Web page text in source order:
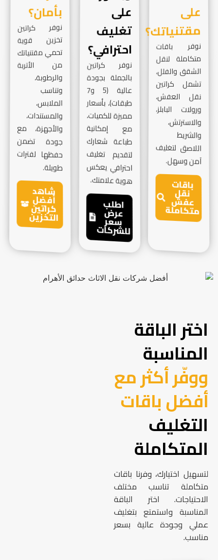
على
مقتنياتك؟
نوفر باقات
متكاملة لنقل
الشقق والفلل،
تشمل كراتين
نقل العفش،
ورولات البابلز،
والاسترتش،
والشريط
اللاصق لتغليف
آمن وسهل.
باقات
نقل
عفش
متكاملة
على
تغليف
احترافي؟
نوفر كراتين
بالجملة بجودة
عالية (5 و7
طبقات)، بأسعار
مميزة للكميات،
مع إمكانية
طباعة شعارك
لتقديم تغليف
احترافي يعكس
هوية علامتك.
اطلب
عرض
سعر
للشركات
بأمان؟
نوفر كراتين
تخزين قوية
تحمي مقتنياتك
من الأتربة
والرطوبة،
وتناسب
الملابس،
والمستندات،
والأجهزة، مع
جودة تضمن
حفظها لفترات
طويلة.
شاهد
أفضل
كراتين
التخزين
اختر الباقة
المناسبة
ووفّر أكثر مع
أفضل باقات
التغليف
المتكاملة
لتسهيل اختيارك، وفرنا باقات
متكاملة تناسب مختلف
الاحتياجات. اختر الباقة
المناسبة واستمتع بتغليف
عملي وجودة عالية بسعر
مناسب.